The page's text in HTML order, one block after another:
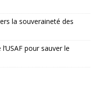
la souveraineté des
pour sauver le